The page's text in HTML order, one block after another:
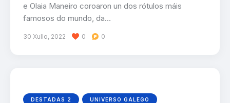
e Olaia Maneiro coroaron un dos rótulos máis
famosos do mundo, da…
30 Xullo, 2022 0 0
DESTADAS 2 UNIVERSO GALEGO